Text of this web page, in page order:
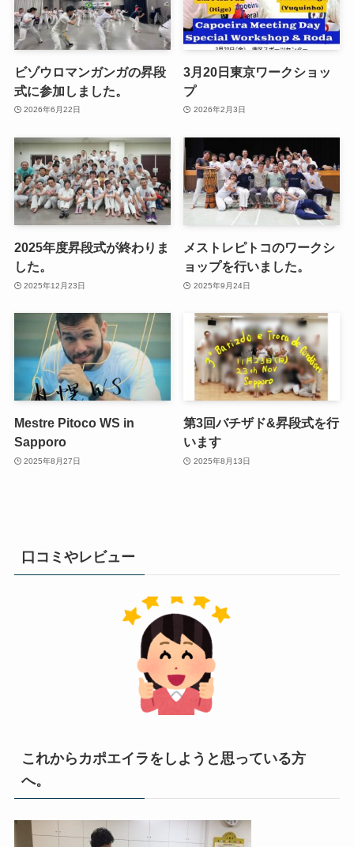
ビゾウロマンガンガの昇段
式に参加しました。
2026年6月22日
3月20日東京ワークショッ
プ
2026年2月3日
2025年度昇段式が終わりま
した。
2025年12月23日
メストレピトコのワークシ
ョップを行いました。
2025年9月24日
Mestre Pitoco WS in
Sapporo
2025年8月27日
第3回バチザド&昇段式を行
います
2025年8月13日
口コミやレビュー
これからカポエイラをしようと思っている方
へ。